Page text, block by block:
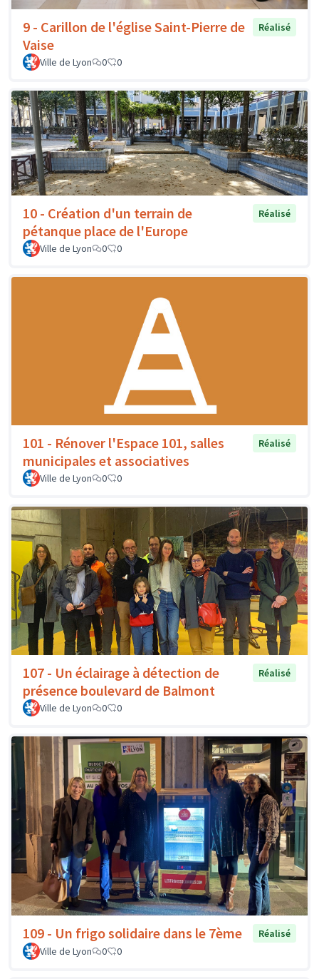
9 - Carillon de l'église Saint-Pierre de
Vaise
Réalisé
Ville de Lyon 0 0
10 - Création d'un terrain de
pétanque place de l'Europe
Réalisé
Ville de Lyon 0 0
101 - Rénover l'Espace 101, salles
municipales et associatives
Réalisé
Ville de Lyon 0 0
107 - Un éclairage à détection de
présence boulevard de Balmont
Réalisé
Ville de Lyon 0 0
109 - Un frigo solidaire dans le 7ème
Réalisé
Ville de Lyon
0 0